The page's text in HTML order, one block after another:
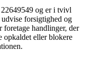
og er i tvivl
udvise forsigtighed og
foretage handlinger, der
opkaldet eller blokere